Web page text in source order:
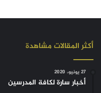
أكثر المقالات مشاهدة
27 يونيو، 2020
أخبار سارة لكافة المدرسين